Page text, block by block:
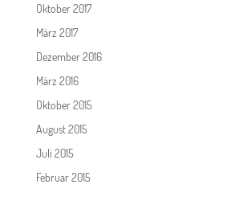
Oktober 2017
März 2017
Dezember 2016
März 2016
Oktober 2015
August 2015
Juli 2015
Februar 2015